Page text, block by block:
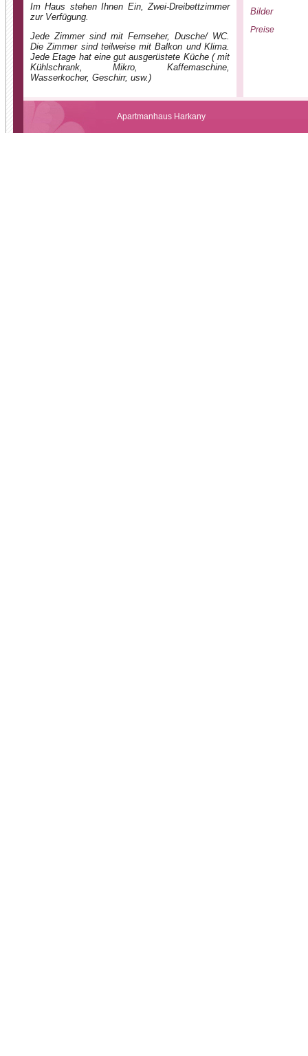
Im Haus stehen Ihnen Ein, Zwei-Dreibettzimmer
zur Verfügung.
Jede Zimmer sind mit Fernseher, Dusche/ WC.
Die Zimmer sind teilweise mit Balkon und Klima.
Jede Etage hat eine gut ausgerüstete Küche ( mit
Kühlschrank, Mikro, Kaffemaschine,
Wasserkocher, Geschirr, usw.)
Bilder
Preise
Apartmanhaus Harkany